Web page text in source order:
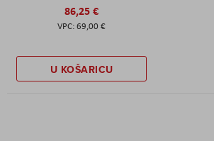
86,25 €
69,00 €
U KOŠARICU